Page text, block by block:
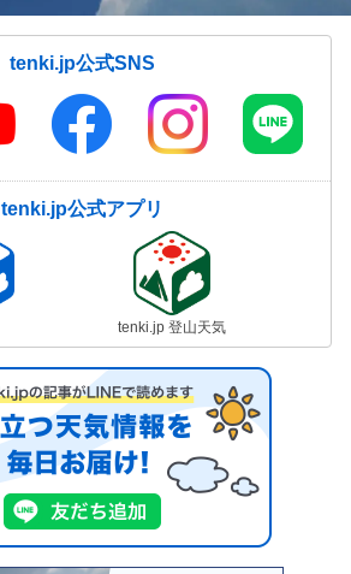
tenki.jp公式SNS
tenki.jp公式アプリ
tenki.jp 登山天気